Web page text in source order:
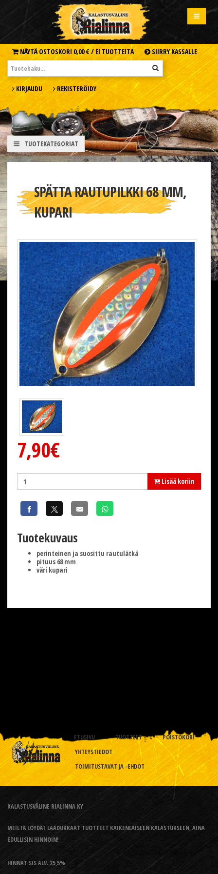
NÄYTÄ OSTOSKORI 0,00 € / EI TUOTTEITA SIIRRY KASSALLE
KIRJAUDU REKISTERÖIDY
TUOTEKATEGORIAT
SPÄTTA RAUTUPILKKI 68 MM,
KUPARI
7,90€
Lisää koriin
Tuotekuvaus
perinteinen ja suosittu rautulätkä
pituus 68 mm
väri kupari
ETUSIVU TUOTTEET
POISTOKORI
YHTEYSTIEDOT
TOIMITUSTAVAT JA -EHDOT
KALASTUSVÄLINE RIALINNA KY
MEILTÄ LÖYDÄT LAADUKKAAT TUOTTEET KAIKENLAISEEN KALASTUKSEEN, AINA
EDULLISIN HINNOIN!
HINNAT SIS ALV. 25,5%